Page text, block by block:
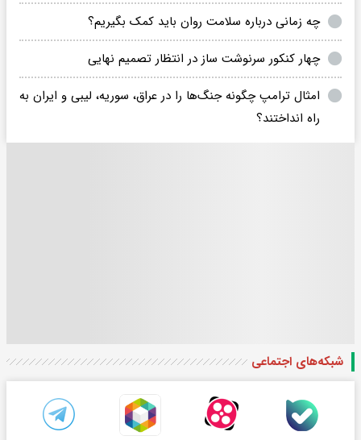
چه زمانی درباره سلامت روان باید کمک بگیریم؟
چهار کنکور سرنوشت ساز در انتظار تصمیم نهایی
امثال ترامپ چگونه جنگ‌ها را در عراق، سوریه، لیبی و ایران به
راه انداختند؟
شبکه‌های اجتماعی